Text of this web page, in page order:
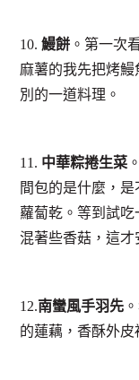
10.鰻餅 。第一次
麻薯的我先把烤
別的一道料理。
11. 中華粽捲生菜
間包的是什麼，
蘿蔔乾。等到試
混著些香菇，這才
12.南蠻風手羽先
的蓮藕，香酥外皮